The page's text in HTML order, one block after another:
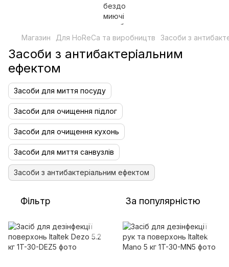
Магазин Для HoReCa та виробництв Засоби з
Засоби з антибактеріальним
ефектом
Засоби для миття посуду
Засоби для очищення підлог
Засоби для очищення кухонь
Засоби для миття санвузлів
Засоби з антибактеріальним ефектом
Фільтр За популярністю